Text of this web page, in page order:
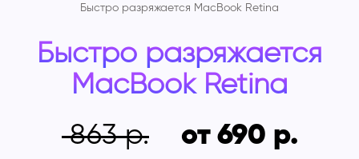
Быстро разряжается MacBook Retina
Быстро разряжается
MacBook Retina
863
от 690